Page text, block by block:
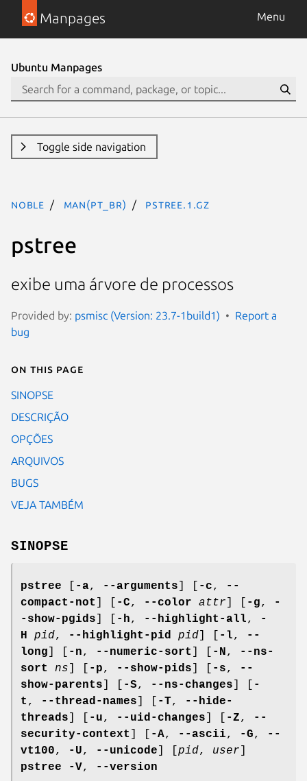
Manpages Menu
Ubuntu Manpages
Toggle side navigation
noble man(pt_BR) pstree.1.gz
pstree
exibe uma árvore de processos
Provided by: psmisc (Version: 23.7-1build1)
Report a
bug
On this page
SINOPSE
DESCRIÇÃO
OPÇÕES
ARQUIVOS
BUGS
VEJA TAMBÉM
SINOPSE
pstree -a, --arguments -c,
--
compact-not
-C, --color attr -g,
-
-show-pgids
-h, --highlight-all,
-
H pid, --highlight-pid pid -l,
--
long
-n, --numeric-sort -N,
--ns-
sort ns -p, --show-pids -s,
--
show-parents
-S, --ns-changes
-
t , --thread-names -T,
--hide-
threads
-u, --uid-changes -Z,
--
security-context
-A, --ascii, -G,
--
vt100, -U, --unicode pid, user
pstree
-V, --version